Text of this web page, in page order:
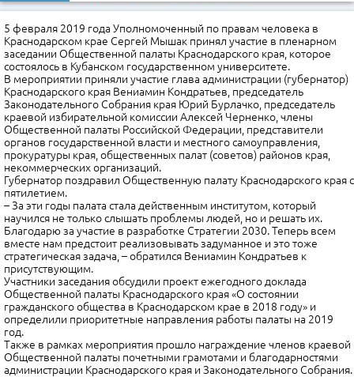
5 февраля 2019 года Уполномоченный по правам человека в
Краснодарском крае Сергей Мышак принял участие в пленарном
заседании Общественной палаты Краснодарского края, которое
состоялось в Кубанском государственном университете.
В мероприятии приняли участие глава администрации (губернатор)
Краснодарского края Вениамин Кондратьев, председатель
Законодательного Собрания края Юрий Бурлачко, председатель
краевой избирательной комиссии Алексей Черненко, члены
Общественной палаты Российской Федерации, представители
органов государственной власти и местного самоуправления,
прокуратуры края, общественных палат (советов) районов края,
некоммерческих организаций.
Губернатор поздравил Общественную палату Краснодарского края с
пятилетием.
– За эти годы палата стала действенным институтом, который
научился не только слышать проблемы людей, но и решать их.
Благодарю за участие в разработке Стратегии 2030. Теперь всем
вместе нам предстоит реализовывать задуманное и это тоже
стратегическая задача, – обратился Вениамин Кондратьев к
присутствующим.
Участники заседания обсудили проект ежегодного доклада
Общественной палаты Краснодарского края «О состоянии
гражданского общества в Краснодарском крае в 2018 году» и
определили приоритетные направления работы палаты на 2019
год.
Также в рамках мероприятия прошло награждение членов краевой
Общественной палаты почетными грамотами и благодарностями
администрации Краснодарского края и Законодательного Собрания.